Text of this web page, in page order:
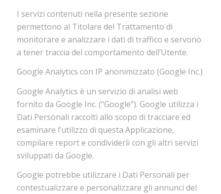
I servizi contenuti nella presente sezione
permettono al Titolare del Trattamento di
monitorare e analizzare i dati di traffico e servono
a tener traccia del comportamento dell’Utente.
Google Analytics con IP anonimizzato (Google Inc.)
Google Analytics è un servizio di analisi web
fornito da Google Inc. (“Google”). Google utilizza i
Dati Personali raccolti allo scopo di tracciare ed
esaminare l’utilizzo di questa Applicazione,
compilare report e condividerli con gli altri servizi
sviluppati da Google.
Google potrebbe utilizzare i Dati Personali per
contestualizzare e personalizzare gli annunci del